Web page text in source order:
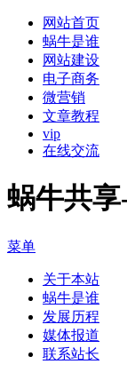
网站首页
蜗牛是谁
网站建设
电子商务
微营销
文章教程
vip
在线交流
蜗牛共
菜单
关于本站
蜗牛是谁
发展历程
媒体报道
联系站长